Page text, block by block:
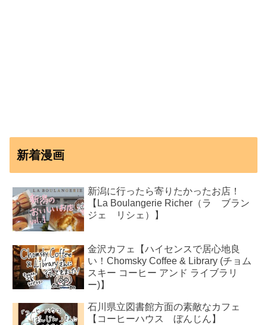
新着漫画
新潟に行ったら寄りたかったお店！
【La Boulangerie Richer（ラ ブラン
ジェ リシェ）】
金沢カフェ【ハイセンスで居心地良
い！Chomsky Coffee & Library (チョム
スキー コーヒー アンド ライブラリ
ー)】
石川県立図書館方面の素敵なカフェ
【コーヒーハウス ぼんじん】